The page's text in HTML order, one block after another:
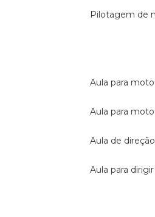
pilotagem de
aula para
aula para
aula de
aula para